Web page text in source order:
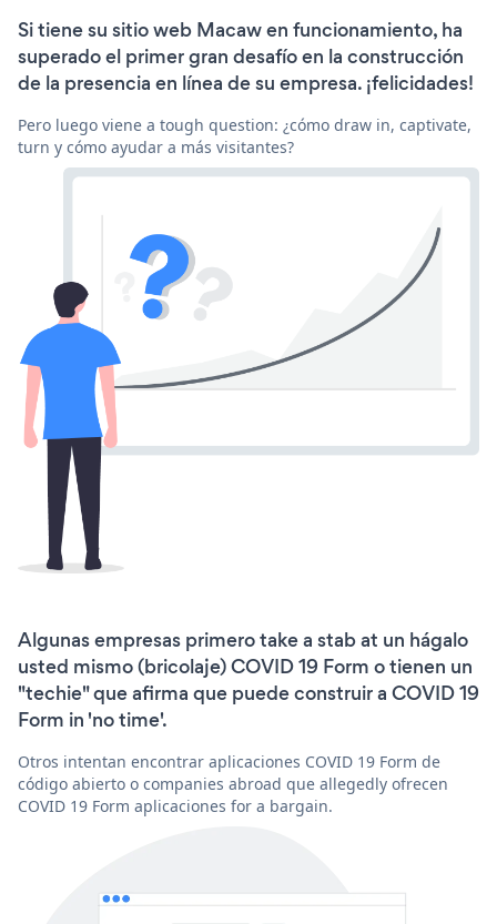
Si tiene su sitio web Macaw en funcionamiento, ha
superado el primer gran desafío en la construcción
de la presencia en línea de su empresa. ¡felicidades!
Pero luego viene a tough question: ¿cómo draw in, captivate,
turn y cómo ayudar a más visitantes?
Algunas empresas primero take a stab at un hágalo
usted mismo (bricolaje) COVID 19 Form o tienen un
"techie" que afirma que puede construir a COVID 19
Form in 'no time'.
Otros intentan encontrar aplicaciones COVID 19 Form de
código abierto o companies abroad que allegedly ofrecen
COVID 19 Form aplicaciones for a bargain.